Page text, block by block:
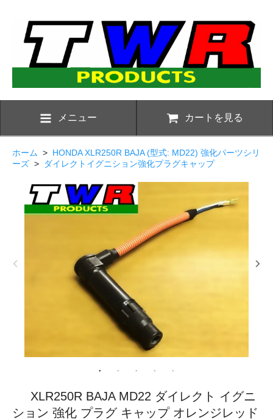
メニュー カートを見る
ホーム > HONDA XLR250R BAJA (型式: MD22) 強化パーツシリ
ーズ > ダイレクトイグニション強化プラグキャップ
XLR250R BAJA MD22 ダイレクト イグニ
ション 強化 プラグ キャップ オレンジレッド